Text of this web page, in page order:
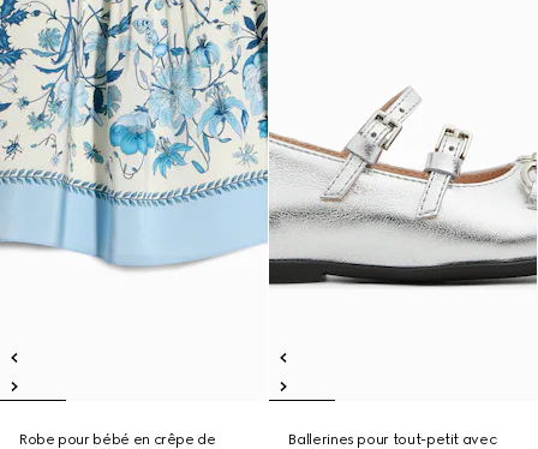
Robe pour bébé en crêpe de
Ballerines pour tout-petit avec